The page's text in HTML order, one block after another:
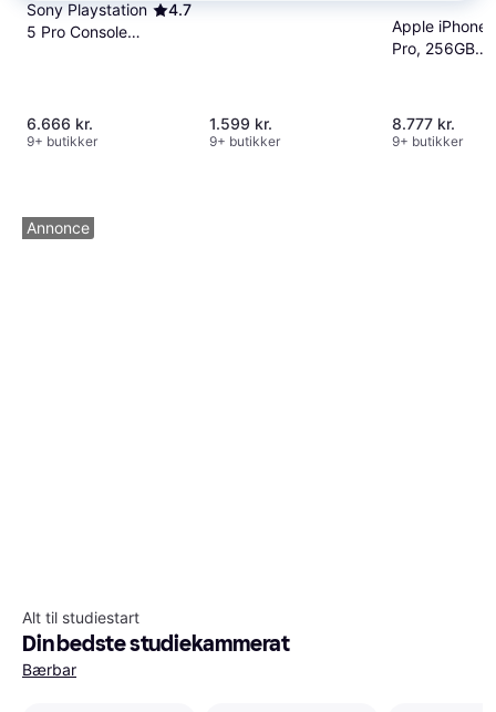
Sony Playstation
5 Pro Console
4.7
6.666 kr.
9+ butikker
1.599 kr.
9+ butikker
Apple iPhone
Pro, 256GB
8.777 kr.
9+ butikker
Annonce
Alt til studiestart
Din bedste studiekammerat
Bærbar